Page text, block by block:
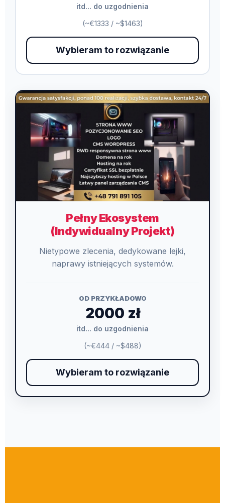
itd... do uzgodnienia
(~€1333 / ~$1463)
Wybieram to rozwiązanie
Pełny Ekosystem
(Indywidualny Projekt)
Nietypowe zlecenia, dedykowane lejki,
naprawy istniejących systemów.
OD PRZYKŁADOWO
2000 zł
itd... do uzgodnienia
(~€444 / ~$488)
Wybieram to rozwiązanie